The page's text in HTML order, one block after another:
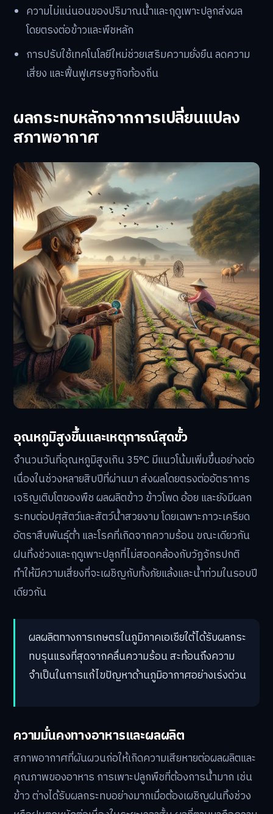
ความไม่แน่นอนของปริมาณน้ำและฤดูเพาะปลูกส่งผล
โดยตรงต่อข้าวและพืชหลัก
การปรับใช้เทคโนโลยีใหม่ช่วยเสริมความยั่งยืน ลดความ
เสี่ยง และฟื้นฟูเศรษฐกิจท้องถิ่น
ผลกระทบหลักจากการเปลี่ยนแปลง
สภาพอากาศ
อุณหภูมิสูงขึ้นและเหตุการณ์สุดขั้ว
จำนวนวันที่อุณหภูมิสูงเกิน 35°C มีแนวโน้มเพิ่มขึ้นอย่างต่อ
เนื่องในช่วงหลายสิบปีที่ผ่านมา ส่งผลโดยตรงต่ออัตราการ
เจริญเติบโตของพืช ผลผลิตข้าว ข้าวโพด อ้อย และยังมีผลก
ระทบต่อปศุสัตว์และสัตว์น้ำสวยงาม โดยเฉพาะภาวะเครียด
อัตราสืบพันธุ์ต่ำ และโรคที่เกิดจากความร้อน ขณะเดียวกัน
ฝนทิ้งช่วงและฤดูเพาะปลูกที่ไม่สอดคล้องกับวัฏจักรปกติ
ทำให้มีความเสี่ยงที่จะเผชิญกับทั้งภัยแล้งและน้ำท่วมในรอบปี
เดียวกัน
ผลผลิตทางการเกษตรในภูมิภาคเอเชียใต้ได้รับผลกระ
ทบรุนแรงที่สุดจากคลื่นความร้อน สะท้อนถึงความ
จำเป็นในการแก้ไขปัญหาด้านภูมิอากาศอย่างเร่งด่วน
ความมั่นคงทางอาหารและผลผลิต
สภาพอากาศที่ผันผวนก่อให้เกิดความเสียหายต่อผลผลิตและ
คุณภาพของอาหาร การเพาะปลูกพืชที่ต้องการน้ำมาก เช่น
ข้าว ต่างได้รับผลกระทบอย่างมากเมื่อต้องเผชิญฝนทิ้งช่วง